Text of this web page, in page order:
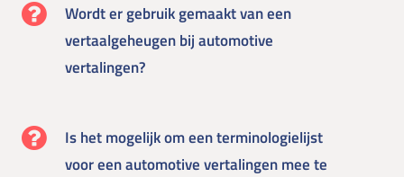
Wordt er gebruik gemaakt van een
vertaalgeheugen bij automotive
vertalingen?
Is het mogelijk om een terminologielijst
voor een automotive vertalingen mee te